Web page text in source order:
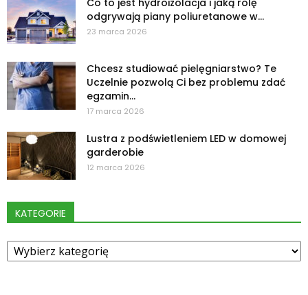
odgrywają piany poliuretanowe w...
23 marca 2026
Chcesz studiować pielęgniarstwo? Te
Uczelnie pozwolą Ci bez problemu zdać
egzamin...
17 marca 2026
Lustra z podświetleniem LED w domowej
garderobie
12 marca 2026
KATEGORIE
Kategorie